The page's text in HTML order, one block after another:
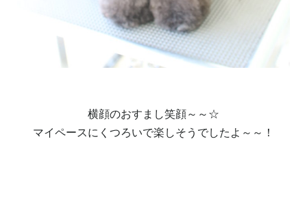
横顔のおすまし笑顔～～☆
マイペースにくつろいで楽しそうでしたよ～～！